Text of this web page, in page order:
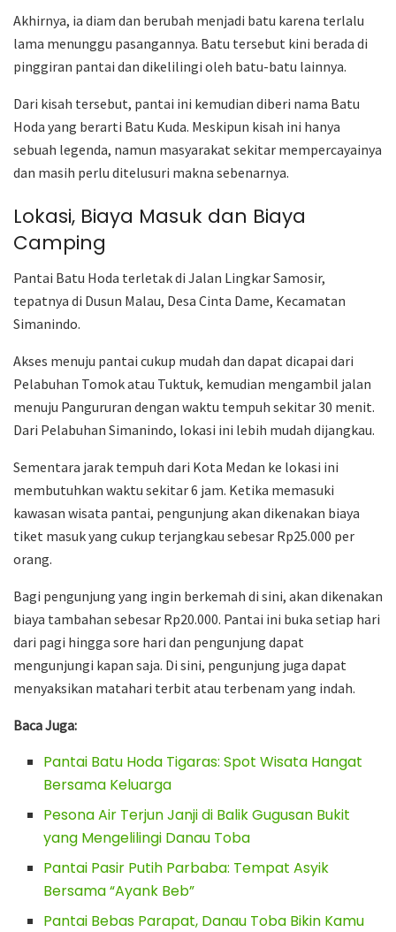
Akhirnya, ia diam dan berubah menjadi batu karena terlalu
lama menunggu pasangannya. Batu tersebut kini berada di
pinggiran pantai dan dikelilingi oleh batu-batu lainnya.
Dari kisah tersebut, pantai ini kemudian diberi nama Batu
Hoda yang berarti Batu Kuda. Meskipun kisah ini hanya
sebuah legenda, namun masyarakat sekitar mempercayainya
dan masih perlu ditelusuri makna sebenarnya.
Lokasi, Biaya Masuk dan Biaya
Camping
Pantai Batu Hoda terletak di Jalan Lingkar Samosir,
tepatnya di Dusun Malau, Desa Cinta Dame, Kecamatan
Simanindo.
Akses menuju pantai cukup mudah dan dapat dicapai dari
Pelabuhan Tomok atau Tuktuk, kemudian mengambil jalan
menuju Pangururan dengan waktu tempuh sekitar 30 menit.
Dari Pelabuhan Simanindo, lokasi ini lebih mudah dijangkau.
Sementara jarak tempuh dari Kota Medan ke lokasi ini
membutuhkan waktu sekitar 6 jam. Ketika memasuki
kawasan wisata pantai, pengunjung akan dikenakan biaya
tiket masuk yang cukup terjangkau sebesar Rp25.000 per
orang.
Bagi pengunjung yang ingin berkemah di sini, akan dikenakan
biaya tambahan sebesar Rp20.000. Pantai ini buka setiap hari
dari pagi hingga sore hari dan pengunjung dapat
mengunjungi kapan saja. Di sini, pengunjung juga dapat
menyaksikan matahari terbit atau terbenam yang indah.
Baca Juga:
Pantai Batu Hoda Tigaras: Spot Wisata Hangat
Bersama Keluarga
Pesona Air Terjun Janji di Balik Gugusan Bukit
yang Mengelilingi Danau Toba
Pantai Pasir Putih Parbaba: Tempat Asyik
Bersama “Ayank Beb”
Pantai Bebas Parapat, Danau Toba Bikin Kamu